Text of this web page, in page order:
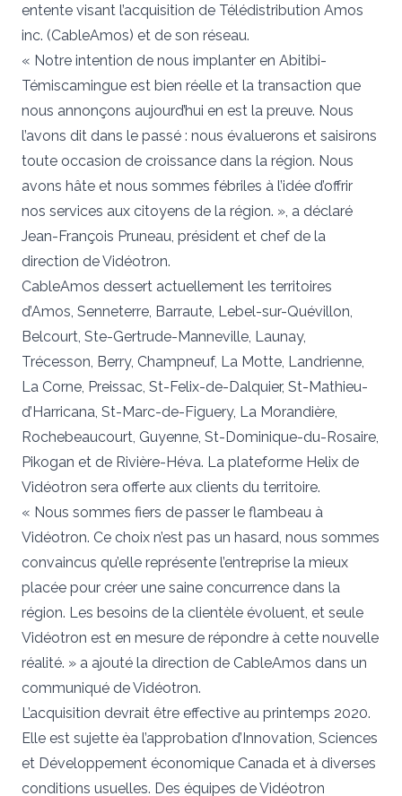
entente visant l’acquisition de Télédistribution Amos
inc. (CableAmos) et de son réseau.
« Notre intention de nous implanter en Abitibi-
Témiscamingue est bien réelle et la transaction que
nous annonçons aujourd’hui en est la preuve. Nous
l’avons dit dans le passé : nous évaluerons et saisirons
toute occasion de croissance dans la région. Nous
avons hâte et nous sommes fébriles à l’idée d’offrir
nos services aux citoyens de la région. », a déclaré
Jean-François Pruneau, président et chef de la
direction de Vidéotron.
CableAmos dessert actuellement les territoires
d’Amos, Senneterre, Barraute, Lebel-sur-Quévillon,
Belcourt, Ste-Gertrude-Manneville, Launay,
Trécesson, Berry, Champneuf, La Motte, Landrienne,
La Corne, Preissac, St-Felix-de-Dalquier, St-Mathieu-
d’Harricana, St-Marc-de-Figuery, La Morandière,
Rochebeaucourt, Guyenne, St-Dominique-du-Rosaire,
Pikogan et de Rivière-Héva. La plateforme Helix de
Vidéotron sera offerte aux clients du territoire.
« Nous sommes fiers de passer le flambeau à
Vidéotron. Ce choix n’est pas un hasard, nous sommes
convaincus qu’elle représente l’entreprise la mieux
placée pour créer une saine concurrence dans la
région. Les besoins de la clientèle évoluent, et seule
Vidéotron est en mesure de répondre à cette nouvelle
réalité. » a ajouté la direction de CableAmos dans un
communiqué de Vidéotron.
L’acquisition devrait être effective au printemps 2020.
Elle est sujette èa l’approbation d’Innovation, Sciences
et Développement économique Canada et à diverses
conditions usuelles. Des équipes de Vidéotron